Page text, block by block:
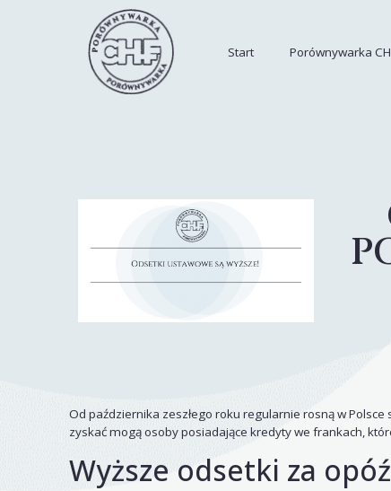
Start Porównywarka
Od października zeszłego roku regularnie rosną w
zyskać mogą osoby posiadające kredyty we frankach,
Wyższe odsetki za